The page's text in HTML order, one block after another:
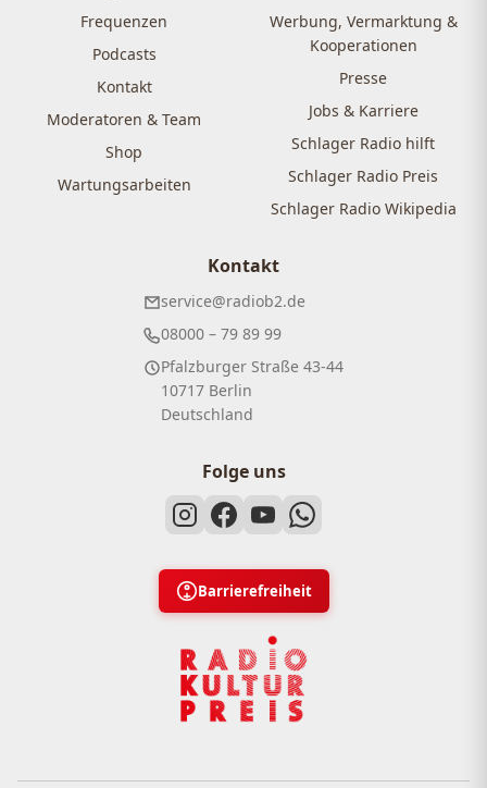
Frequenzen
Podcasts
Kontakt
Moderatoren & Team
Shop
Wartungsarbeiten
Werbung, Vermarktung &
Kooperationen
Presse
Jobs & Karriere
Schlager Radio hilft
Schlager Radio Preis
Schlager Radio Wikipedia
Kontakt
service@radiob2.de
08000 – 79 89 99
Pfalzburger Straße 43-44
10717 Berlin
Deutschland
Folge uns
Barrierefreiheit